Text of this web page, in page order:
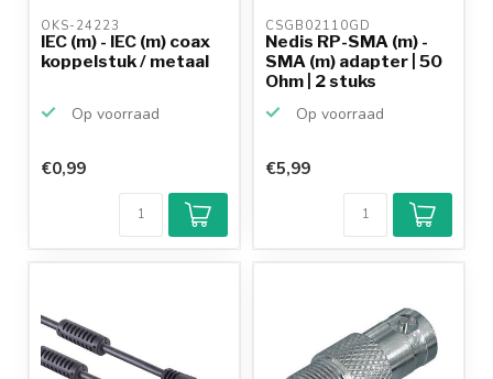
OKS-24223
IEC (m) - IEC (m) coax
koppelstuk / metaal
Op voorraad
€0,99
CSGB02110GD
Nedis RP-SMA (m) -
SMA (m) adapter | 50
Ohm | 2 stuks
Op voorraad
€5,99